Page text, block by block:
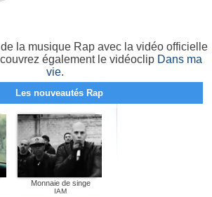
la musique Rap avec la vidéo officielle
également le vidéoclip Dans ma
vie.
Les nouveautés Rap
Monnaie de singe
IAM